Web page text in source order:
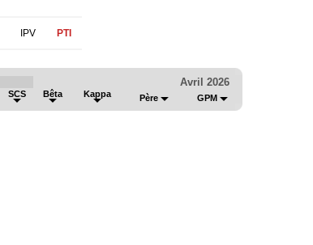
IPV PTI
Avril 2026
SCS Bêta Kappa Père GPM